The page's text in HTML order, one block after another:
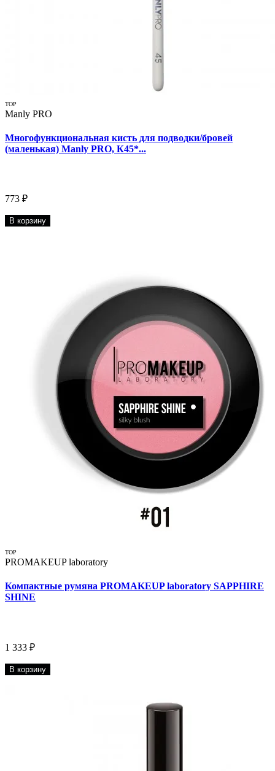
TOP
Manly PRO
Многофункциональная кисть для подводки/бровей
(маленькая) Manly PRO, К45*...
773 ₽
В корзину
TOP
PROMAKEUP laboratory
Компактные румяна PROMAKEUP laboratory SAPPHIRE
SHINE
1 333 ₽
В корзину